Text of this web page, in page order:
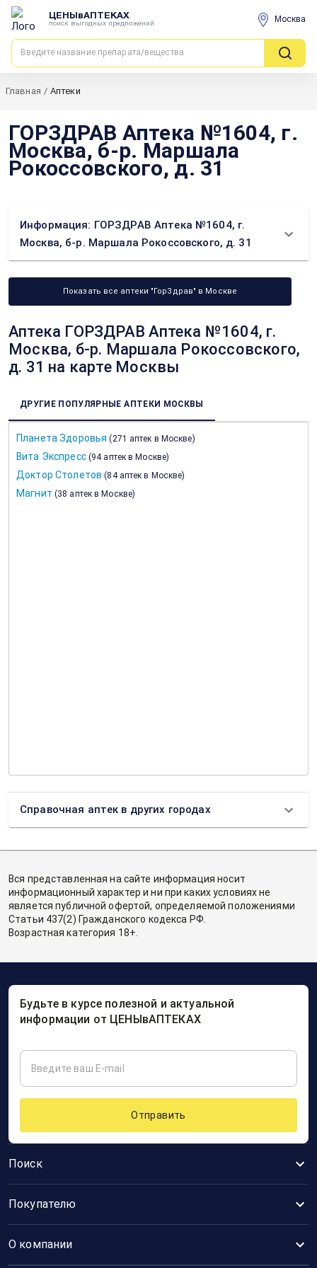
ЦЕНЫвАПТЕКАХ
поиск выгодных предложений Москва
Главная / Аптеки
ГОРЗДРАВ Аптека №1604, г.
Москва, б-р. Маршала
Рокоссовского, д. 31
Информация: ГОРЗДРАВ Аптека №1604, г.
Москва, б-р. Маршала Рокоссовского, д. 31
Показать все аптеки "ГорЗдрав" в Москве
Аптека ГОРЗДРАВ Аптека №1604, г.
Москва, б-р. Маршала Рокоссовского,
д. 31 на карте Москвы
ДРУГИЕ ПОПУЛЯРНЫЕ АПТЕКИ МОСКВЫ
Планета Здоровья (271 аптек в Москве)
Вита Экспресс (94 аптек в Москве)
Доктор Столетов (84 аптек в Москве)
Магнит (38 аптек в Москве)
Справочная аптек в других городах
Вся представленная на сайте информация носит
информационный характер и ни при каких условиях не
является публичной офертой, определяемой положениями
Статьи 437(2) Гражданского кодекса РФ.
Возрастная категория 18+.
Поиск
Покупателю
О компании
Будьте в курсе полезной и актуальной
информации от ЦЕНЫвАПТЕКАХ
Отправить